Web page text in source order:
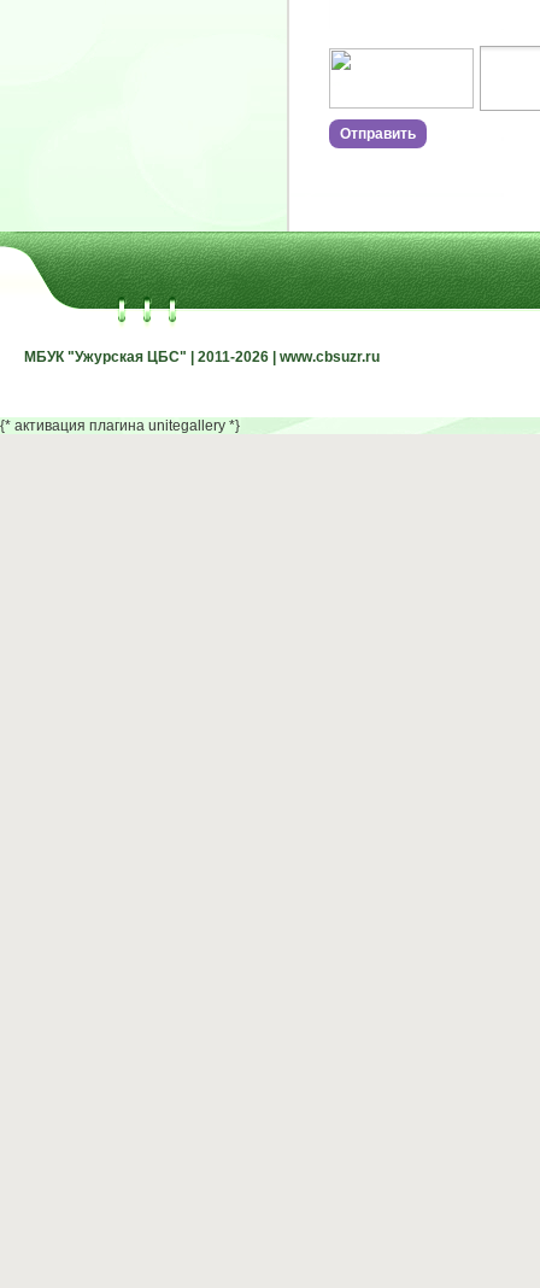
МБУК "Ужурская ЦБС" | 2011-2026 | www.cbsuzr.ru
МБУК "Ужурская ЦБС" | 2011-2026 | www.cbsuzr.ru
{* активация плагина unitegallery *}